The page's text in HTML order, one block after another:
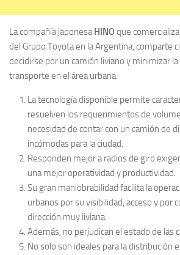
La compañía japonesaHINO que
del Grupo Toyota en la Argentina, comparte
decidirse por un camión liviano y minimizar
transporte en el área urbana.
La tecnología disponible permite
resuelven los requerimientos de
necesidad de contar con un camión de
incómodas para la ciudad.
Responden mejor a radios de giro
una mejor operatividad y productividad.
Su gran maniobrabilidad facilita la
urbanos por su visibilidad, acceso y por
dirección muy liviana.
Además, no perjudican el estado de las
No solo son ideales para la distribución